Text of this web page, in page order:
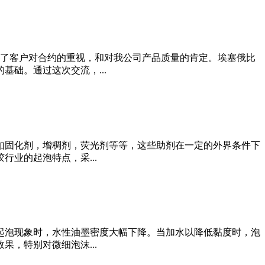
客户对合约的重视，和对我公司产品质量的肯定。埃塞俄比
础。通过这次交流，...
化剂，增稠剂，荧光剂等等，这些助剂在一定的外界条件下
业的起泡特点，采...
现象时，水性油墨密度大幅下降。当加水以降低黏度时，泡
，特别对微细泡沫...